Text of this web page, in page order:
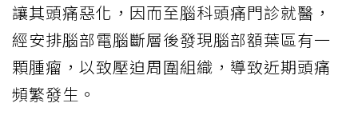
讓其頭痛惡化，因而至腦科頭痛門診就醫，
經安排腦部電腦斷層後發現腦部額葉區有一
顆腫瘤，以致壓迫周圍組織，導致近期頭痛
頻繁發生。